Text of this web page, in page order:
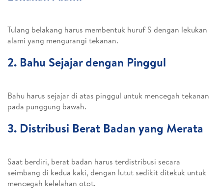
Tulang belakang harus membentuk huruf S dengan lekukan
alami yang mengurangi tekanan.
2. Bahu Sejajar dengan Pinggul
Bahu harus sejajar di atas pinggul untuk mencegah tekanan
pada punggung bawah.
3. Distribusi Berat Badan yang Merata
Saat berdiri, berat badan harus terdistribusi secara
seimbang di kedua kaki, dengan lutut sedikit ditekuk untuk
mencegah kelelahan otot.